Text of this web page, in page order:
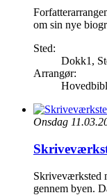
om sin nye
Sted:
Dokk1,
Arrangør:
Onsdag
Skriveværksted
gennem byen.